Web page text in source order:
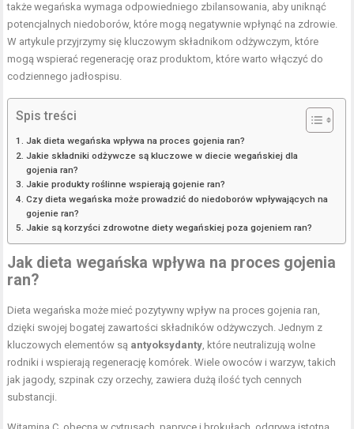
także wegańska wymaga odpowiedniego zbilansowania, aby uniknąć
potencjalnych niedoborów, które mogą negatywnie wpłynąć na zdrowie.
W artykule przyjrzymy się kluczowym składnikom odżywczym, które
mogą wspierać regenerację oraz produktom, które warto włączyć do
codziennego jadłospisu.
Spis treści
Jak dieta wegańska wpływa na proces gojenia ran?
Jakie składniki odżywcze są kluczowe w diecie wegańskiej dla
gojenia ran?
Jakie produkty roślinne wspierają gojenie ran?
Czy dieta wegańska może prowadzić do niedoborów wpływających na
gojenie ran?
Jakie są korzyści zdrowotne diety wegańskiej poza gojeniem ran?
Jak dieta wegańska wpływa na proces gojenia
ran?
Dieta wegańska może mieć pozytywny wpływ na proces gojenia ran,
dzięki swojej bogatej zawartości składników odżywczych. Jednym z
kluczowych elementów są antyoksydanty, które neutralizują wolne
rodniki i wspierają regenerację komórek. Wiele owoców i warzyw, takich
jak jagody, szpinak czy orzechy, zawiera dużą ilość tych cennych
substancji.